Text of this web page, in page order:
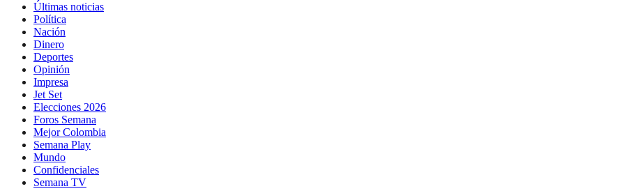
Últimas noticias
Política
Nación
Dinero
Deportes
Opinión
Impresa
Jet Set
Elecciones 2026
Foros Semana
Mejor Colombia
Semana Play
Mundo
Confidenciales
Semana TV